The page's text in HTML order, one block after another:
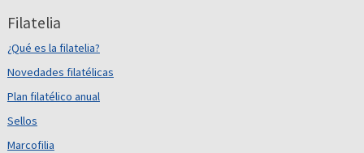
Filatelia
¿Qué es la filatelia?
Novedades filatélicas
Plan filatélico anual
Sellos
Marcofilia